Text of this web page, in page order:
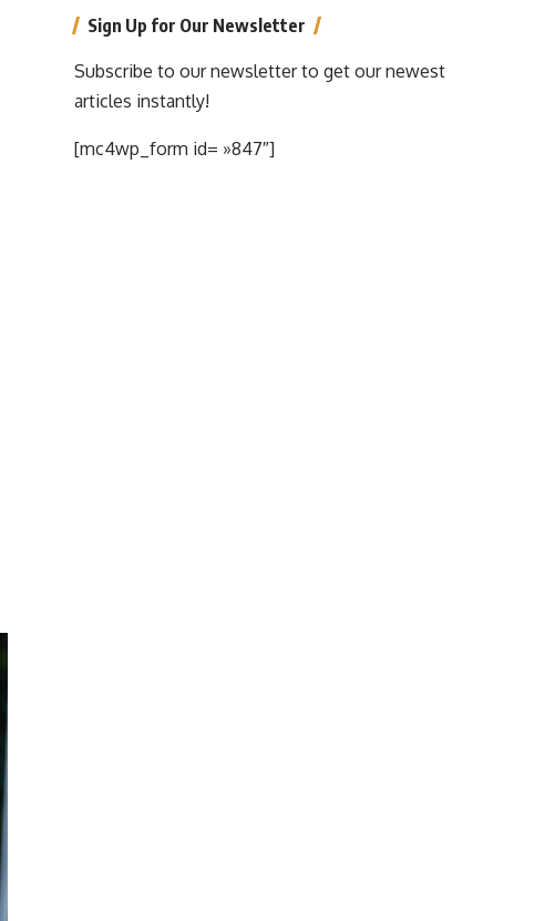
Sign Up for Our Newsletter
Subscribe to our newsletter to get our newest
articles instantly!
[mc4wp_form id= »847″]